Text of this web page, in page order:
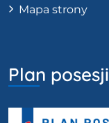
Mapa strony
Plan posesji